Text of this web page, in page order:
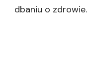
dbaniu o zdrowie.